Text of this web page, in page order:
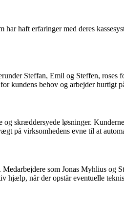
haft erfaringer med deres
Steffan, Emil og Steffen, roses
kundens behov og arbejder hurtigt
skræddersyede løsninger.
på virksomhedens evne til at
som Jonas Myhlius og
hjælp, når der opstår eventuelle